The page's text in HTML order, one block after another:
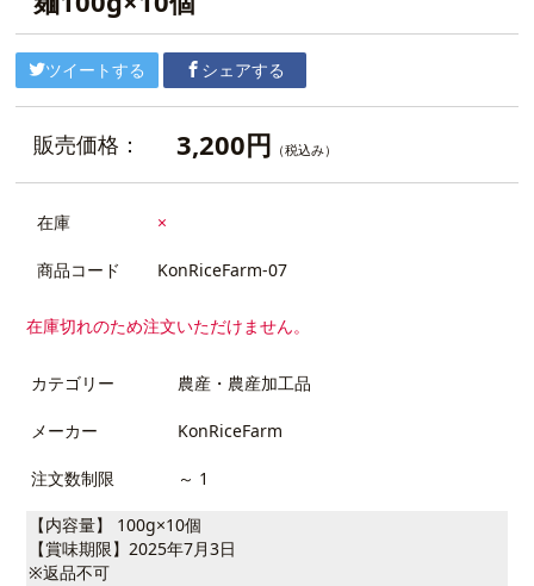
ツイートする シェアする
販売価格： 3,200円 （税込み）
在庫 ×
商品コード KonRiceFarm-07
在庫切れのため注文いただけません。
カテゴリー 農産・農産加工品
メーカー KonRiceFarm
注文数制限 ～ 1
【内容量】 100g×10個
【賞味期限】2025年7月3日
※返品不可